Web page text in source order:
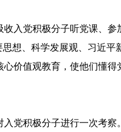
入党积极分子听党课、参
想、科学发展观、习近
心价值观教育，使他们懂
党积极分子进行一次考察